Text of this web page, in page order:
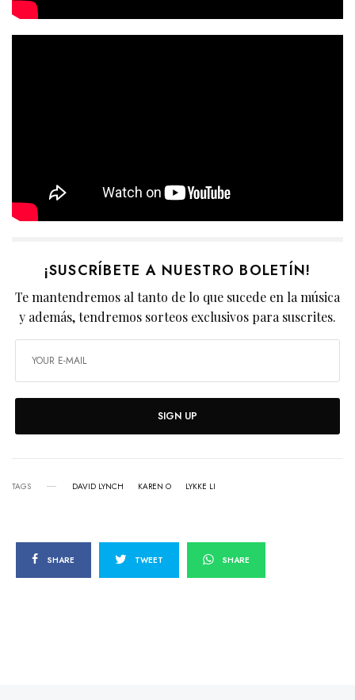
¡SUSCRÍBETE A NUESTRO BOLETÍN!
Te mantendremos al tanto de lo que sucede en la música
y además, tendremos sorteos exclusivos para suscrites.
SIGN UP
TAGS DAVID LYNCH KAREN O LYKKE LI
SHARE TWEET SHARE